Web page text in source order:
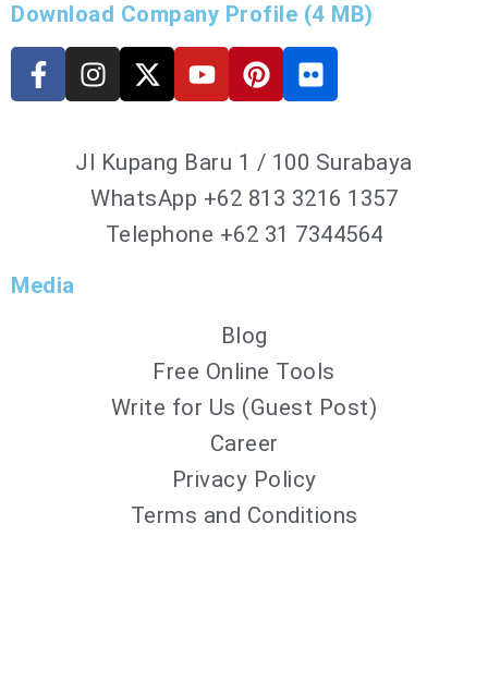
Download Company Profile (4 MB)
Jl Kupang Baru 1 / 100 Surabaya
WhatsApp +62 813 3216 1357
Telephone +62 31 7344564
Media
Blog
Free Online Tools
Write for Us (Guest Post)
Career
Privacy Policy
Terms and Conditions